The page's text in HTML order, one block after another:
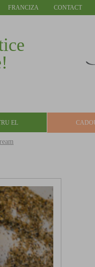
FRANCIZA CONTACT
EL